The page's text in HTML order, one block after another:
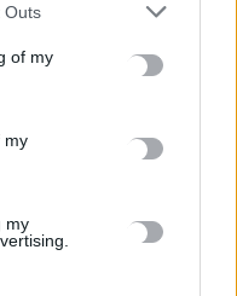
Outs
of my
my
my
ΠΑΝΕΠΙΣΤΗΜΙΟ